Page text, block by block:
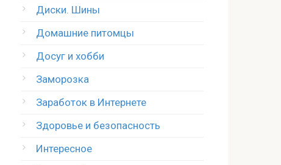
Диски. Шины
Домашние питомцы
Досуг и хобби
Заморозка
Заработок в Интернете
Здоровье и безопасность
Интересное